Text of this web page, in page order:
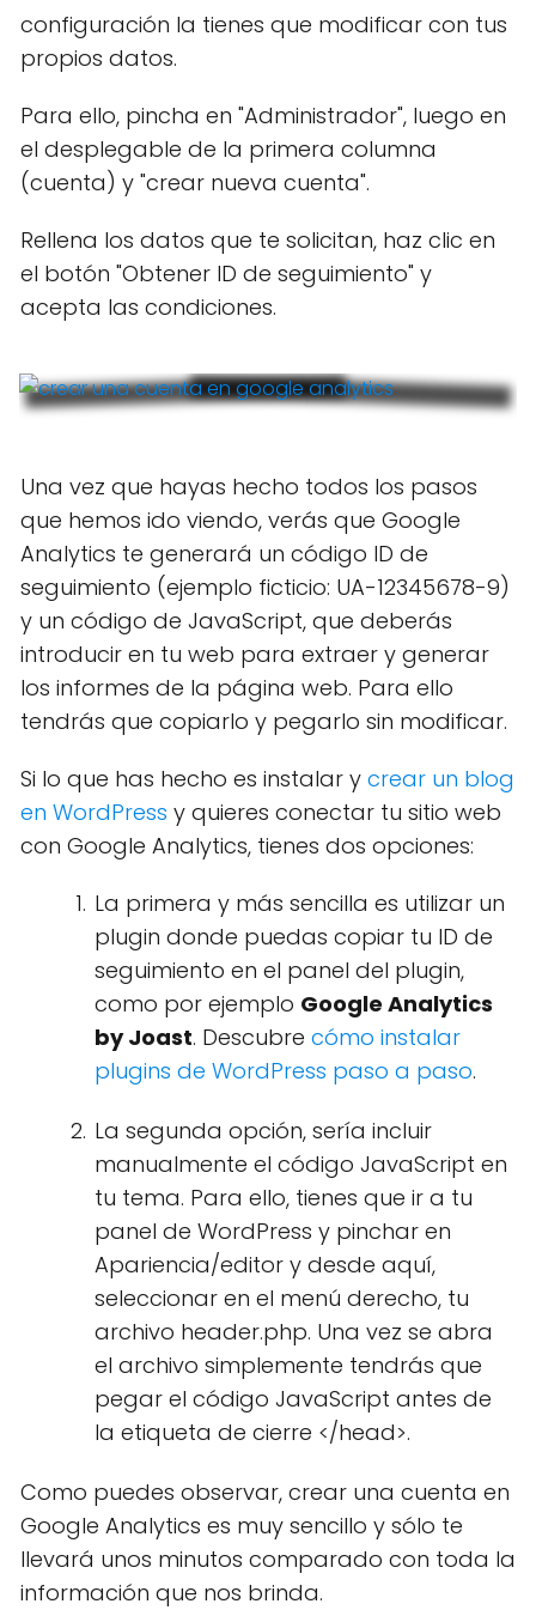
configuración la tienes que modificar con tus
propios datos.
Para ello, pincha en "Administrador", luego en
el desplegable de la primera columna
(cuenta) y "crear nueva cuenta".
Rellena los datos que te solicitan, haz clic en
el botón "Obtener ID de seguimiento" y
acepta las condiciones.
Una vez que hayas hecho todos los pasos
que hemos ido viendo, verás que Google
Analytics te generará un código ID de
seguimiento (ejemplo ficticio: UA-12345678-9)
y un código de JavaScript, que deberás
introducir en tu web para extraer y generar
los informes de la página web. Para ello
tendrás que copiarlo y pegarlo sin modificar.
Si lo que has hecho es instalar y crear un blog
en WordPress y quieres conectar tu sitio web
con Google Analytics, tienes dos opciones:
La primera y más sencilla es utilizar un
plugin donde puedas copiar tu ID de
seguimiento en el panel del plugin,
como por ejemplo Google Analytics
by Joast. Descubre cómo instalar
plugins de WordPress paso a paso.
La segunda opción, sería incluir
manualmente el código JavaScript en
tu tema. Para ello, tienes que ir a tu
panel de WordPress y pinchar en
Apariencia/editor y desde aquí,
seleccionar en el menú derecho, tu
archivo header.php. Una vez se abra
el archivo simplemente tendrás que
pegar el código JavaScript antes de
la etiqueta de cierre </head>.
Como puedes observar, crear una cuenta en
Google Analytics es muy sencillo y sólo te
llevará unos minutos comparado con toda la
información que nos brinda.